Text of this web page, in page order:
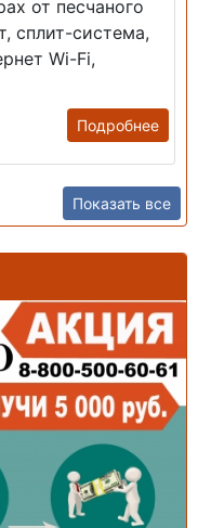
от песчаного
сплит-система,
Wi-Fi,
Подробнее
Показать все